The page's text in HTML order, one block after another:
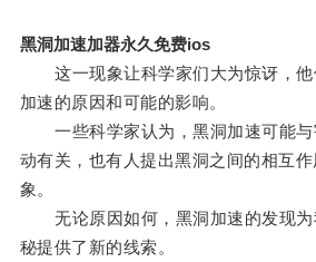
黑洞加速加器永久免费ios
这一现象让科学家们大为惊讶，他
加速的原因和可能的影响。
一些科学家认为，黑洞加速可能与
动有关，也有人提出黑洞之间的相互
象。
无论原因如何，黑洞加速的发现为
秘提供了新的线索。